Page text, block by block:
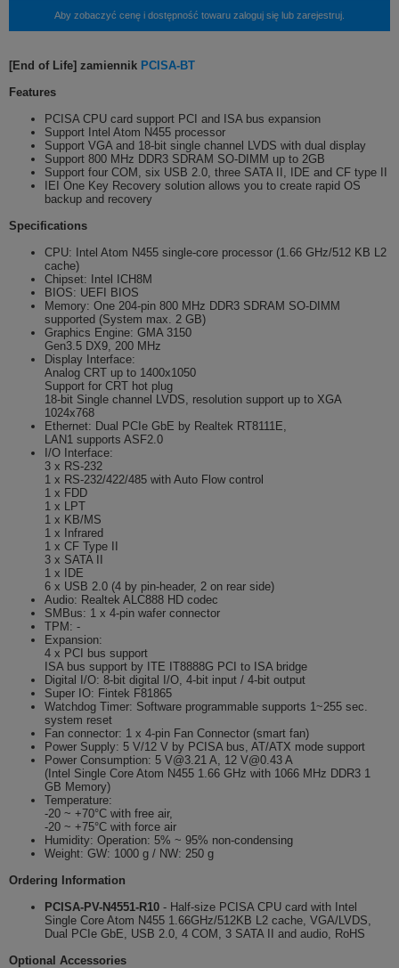
Aby zobaczyć cenę i dostępność towaru zaloguj się lub zarejestruj.
[End of Life] zamiennik PCISA-BT
Features
PCISA CPU card support PCI and ISA bus expansion
Support Intel Atom N455 processor
Support VGA and 18-bit single channel LVDS with dual display
Support 800 MHz DDR3 SDRAM SO-DIMM up to 2GB
Support four COM, six USB 2.0, three SATA II, IDE and CF type II
IEI One Key Recovery solution allows you to create rapid OS
backup and recovery
Specifications
CPU: Intel Atom N455 single-core processor (1.66 GHz/512 KB L2
cache)
Chipset: Intel ICH8M
BIOS: UEFI BIOS
Memory: One 204-pin 800 MHz DDR3 SDRAM SO-DIMM
supported (System max. 2 GB)
Graphics Engine: GMA 3150
Gen3.5 DX9, 200 MHz
Display Interface:
Analog CRT up to 1400x1050
Support for CRT hot plug
18-bit Single channel LVDS, resolution support up to XGA
1024x768
Ethernet: Dual PCIe GbE by Realtek RT8111E,
LAN1 supports ASF2.0
I/O Interface:
3 x RS-232
1 x RS-232/422/485 with Auto Flow control
1 x FDD
1 x LPT
1 x KB/MS
1 x Infrared
1 x CF Type II
3 x SATA II
1 x IDE
6 x USB 2.0 (4 by pin-header, 2 on rear side)
Audio: Realtek ALC888 HD codec
SMBus: 1 x 4-pin wafer connector
TPM: -
Expansion:
4 x PCI bus support
ISA bus support by ITE IT8888G PCI to ISA bridge
Digital I/O: 8-bit digital I/O, 4-bit input / 4-bit output
Super IO: Fintek F81865
Watchdog Timer: Software programmable supports 1~255 sec.
system reset
Fan connector: 1 x 4-pin Fan Connector (smart fan)
Power Supply: 5 V/12 V by PCISA bus, AT/ATX mode support
Power Consumption: 5 V@3.21 A, 12 V@0.43 A
(Intel Single Core Atom N455 1.66 GHz with 1066 MHz DDR3 1
GB Memory)
Temperature:
-20 ~ +70°C with free air,
-20 ~ +75°C with force air
Humidity: Operation: 5% ~ 95% non-condensing
Weight: GW: 1000 g / NW: 250 g
Ordering Information
PCISA-PV-N4551-R10 - Half-size PCISA CPU card with Intel
Single Core Atom N455 1.66GHz/512KB L2 cache, VGA/LVDS,
Dual PCIe GbE, USB 2.0, 4 COM, 3 SATA II and audio, RoHS
Optional Accessories